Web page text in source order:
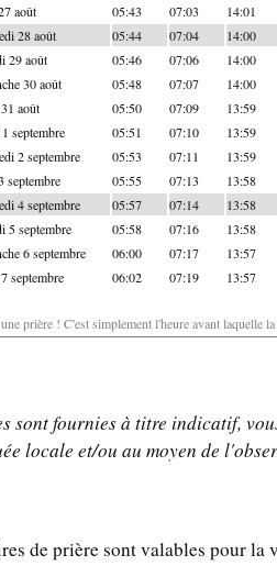
août 05:43 07:03 14:01
28 août 05:44 07:04 14:00
29 août 05:46 07:06 14:00
30 août 05:48 07:07 14:00
août 05:50 07:09 13:59
septembre 05:51 07:10 13:59
2 septembre 05:53 07:11 13:59
septembre 05:55 07:13 13:58
4 septembre 05:57 07:14 13:58
5 septembre 05:58 07:16 13:58
6 septembre 06:00 07:17 13:57
septembre 06:02 07:19 13:57
prière ! C'est simplement l'heure avant laquelle
sont fournies à titre indicatif,
locale et/ou au moyen de
de prière sont valables pour